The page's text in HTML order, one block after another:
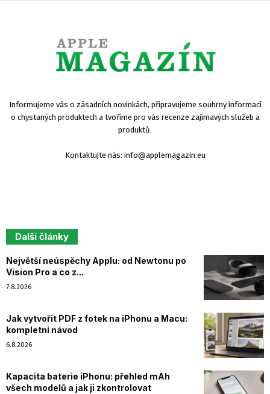
Informujeme vás o zásadních novinkách, připravujeme souhrny informací
o chystaných produktech a tvoříme pro vás recenze zajímavých služeb a
produktů.
Kontaktujte nás: info@applemagazin.eu
Další články
Největší neúspěchy Applu: od Newtonu po
Vision Pro a co z...
7.8.2026
Jak vytvořit PDF z fotek na iPhonu a Macu:
kompletní návod
6.8.2026
Kapacita baterie iPhonu: přehled mAh
všech modelů a jak ji zkontrolovat